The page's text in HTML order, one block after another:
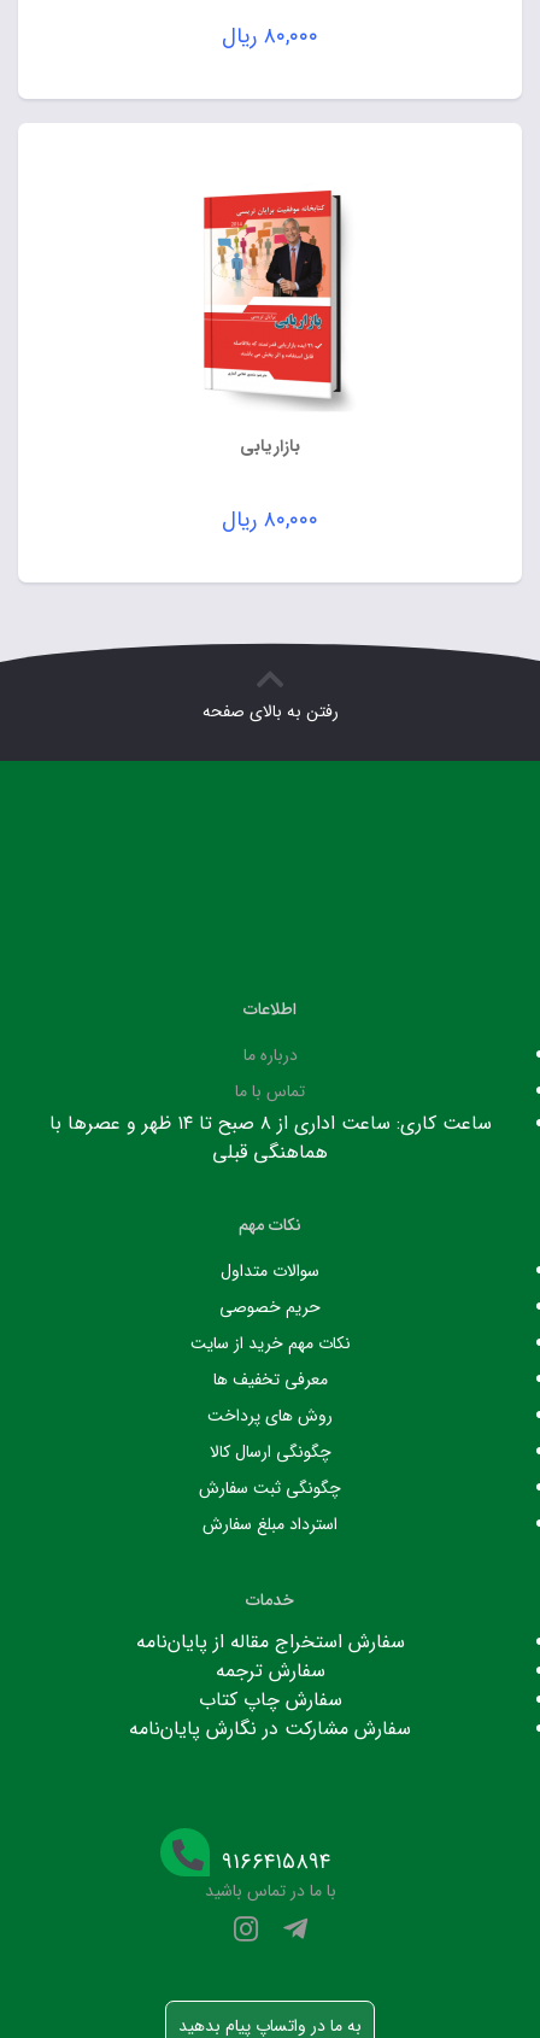
۸۰,۰۰۰ ریال
بازاریابی
۸۰,۰۰۰ ریال
رفتن به بالای صفحه
اطلاعات
درباره ما
تماس با ما
ساعت کاری: ساعت اداری از ۸ صبح تا ۱۴ ظهر و عصرها با
هماهنگی قبلی
نکات مهم
سوالات متداول
حریم خصوصی
نکات مهم خرید از سایت
معرفی تخفیف ها
روش های پرداخت
چگونگی ارسال کالا
چگونگی ثبت سفارش
استرداد مبلغ سفارش
خدمات
سفارش استخراج مقاله از پایان‌نامه
سفارش ترجمه
سفارش چاپ کتاب
سفارش مشارکت در نگارش پایان‌نامه
۹۱۶۶۴۱۵۸۹۴
با ما در تماس باشید
به ما در واتساپ پیام بدهید